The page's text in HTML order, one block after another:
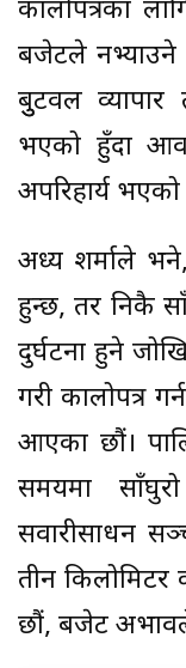
कालोपत्रका
बजेटले नभ्याउने
बुुटवल
भएको हुँदा
अपरिहार्य भएको
अध्यक्ष शर्माले
हुन्छ, तर निकै
दुर्घटना हुने
गरी कालोपत्र
आएका छौं।
समयमा
सवारीसाधन
तीन किलोमिटर
छौं, बजेट